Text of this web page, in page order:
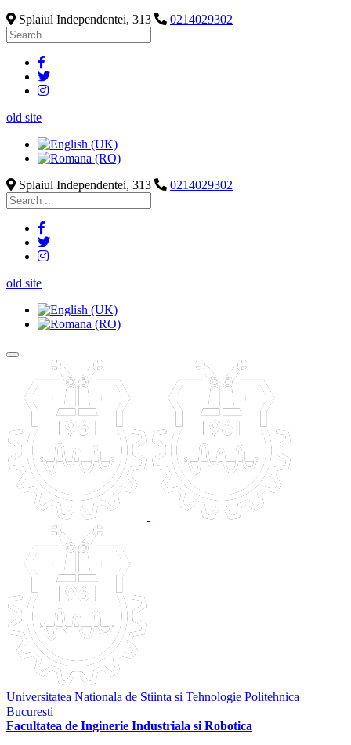
Splaiul Independentei, 313
0214029302
old site
Splaiul Independentei, 313 0214029302
old site
Universitatea Nationala de Stiinta si Tehnologie Politehnica
Bucuresti
Facultatea de Inginerie Industriala si Robotica